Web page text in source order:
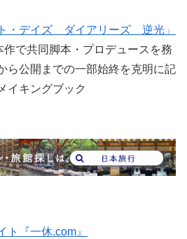
ト・デイズ ダイアリーズ 逆光」
で共同脚本・プロデュースを務
ら公開までの一部始終を克明に記
イキングブック
ト『一休.com』